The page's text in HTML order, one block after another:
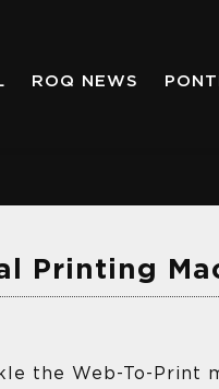
ROQ NEWS
Printing
the Web-To-Print